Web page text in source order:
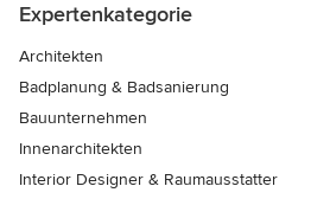
Expertenkategorie
Architekten
Badplanung & Badsanierung
Bauunternehmen
Innenarchitekten
Interior Designer & Raumausstatter